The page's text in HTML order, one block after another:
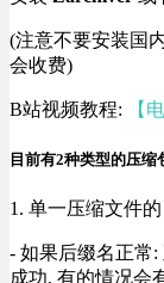
(注意不要安装国
会收费)
B站视频教程: 【
目前有2种类型的压缩
1. 单一压缩文件
- 如果后缀名正常
成功, 有的情况会